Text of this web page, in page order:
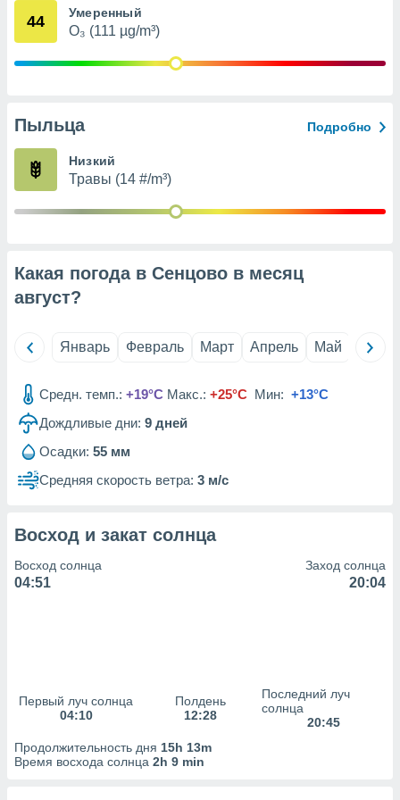
веб-
и
файлов
этого вы
согласие
» или
cookie
доступ
на
для
выбора
44 Умеренный
O₃ (111 µg/m³)
Пыльца Подробно
Низкий
Травы (14 #/m³)
Какая погода в Сенцово в месяц
август?
Январь Февраль Март Апрель Май Июнь
Средн. темп.: +19°C Макс.: +25°C Мин: +13°C
Дождливые дни: 9 дней
Осадки: 55 мм
Средняя скорость ветра: 3 м/с
Восход и закат солнца
Восход солнца
04:51
Заход солнца
20:04
Первый луч солнца
04:10
Полдень
12:28
Последний луч
солнца
20:45
Продолжительность дня 15h 13m
Время восхода солнца 2h 9 min